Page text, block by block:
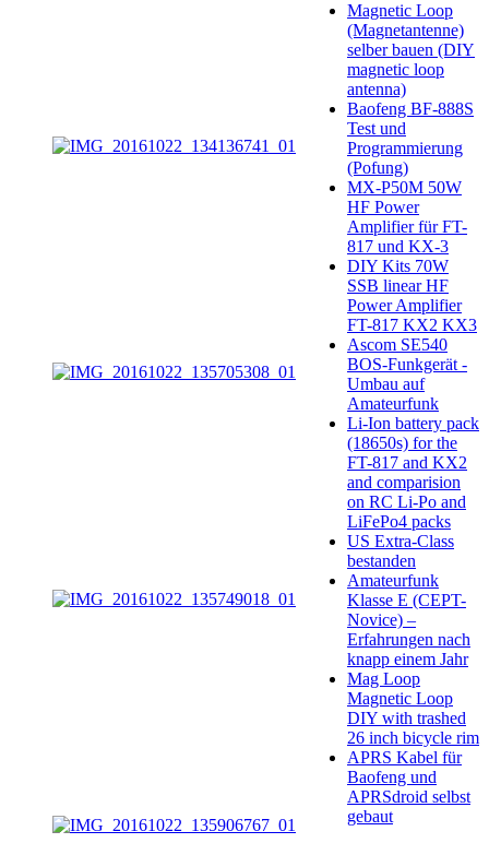
Magnetic Loop
(Magnetantenne)
selber bauen (DIY
magnetic loop
antenna)
Baofeng BF-888S
Test und
Programmierung
(Pofung)
MX-P50M 50W
HF Power
Amplifier für FT-
817 und KX-3
DIY Kits 70W
SSB linear HF
Power Amplifier
FT-817 KX2 KX3
Ascom SE540
BOS-Funkgerät -
Umbau auf
Amateurfunk
Li-Ion battery pack
(18650s) for the
FT-817 and KX2
and comparision
on RC Li-Po and
LiFePo4 packs
US Extra-Class
bestanden
Amateurfunk
Klasse E (CEPT-
Novice) –
Erfahrungen nach
knapp einem Jahr
Mag Loop
Magnetic Loop
DIY with trashed
26 inch bicycle rim
APRS Kabel für
Baofeng und
APRSdroid selbst
gebaut